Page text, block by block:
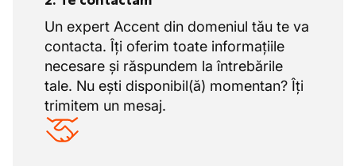
Un expert Accent din domeniul tău te va
contacta. Îți oferim toate informațiile
necesare și răspundem la întrebările
tale. Nu ești disponibil(ă) momentan? Îți
trimitem un mesaj.